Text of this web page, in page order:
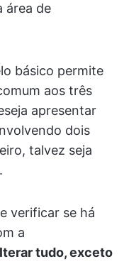
área de
básico permite
aos três
apresentar
dois
talvez seja
verificar se há
a
tudo, exceto